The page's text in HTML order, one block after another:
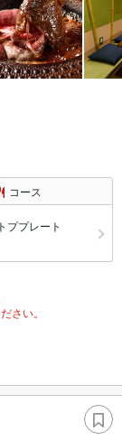
コース
ププレート
さい。